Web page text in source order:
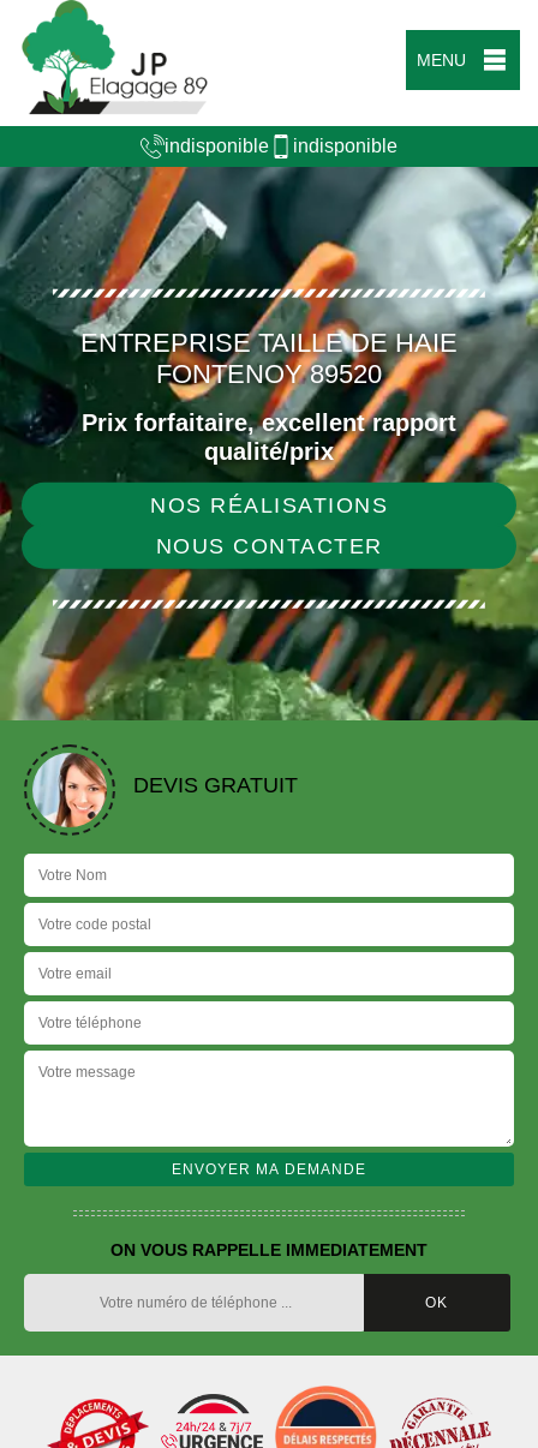
MENU
indisponible indisponible
ENTREPRISE TAILLE DE HAIE
FONTENOY 89520
Prix forfaitaire, excellent rapport
qualité/prix
NOS RÉALISATIONS
NOUS CONTACTER
DEVIS GRATUIT
ON VOUS RAPPELLE IMMEDIATEMENT